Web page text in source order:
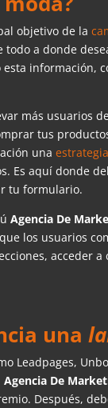
objetivo de la
a donde
información,
más usuarios
tus
unaestrategia
Es aquí donde
tu formulario.
Agencia De
los usuarios
acceder
una
Leadpages,
Agencia De
Después,